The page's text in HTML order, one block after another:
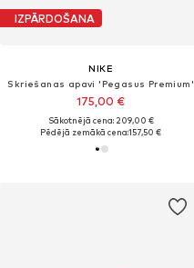
IZPĀRDOŠANA
NIKE
Skriešanas apavi 'Pegasus Premium'
175,00 €
Sākotnējā cena: 209,00 €
Pēdējā zemākā cena:157,50 €